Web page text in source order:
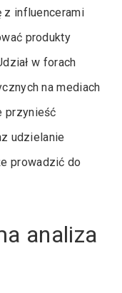
z influencerami
produkty
w forach
na mediach
przynieść
udzielanie
prowadzić do
analiza